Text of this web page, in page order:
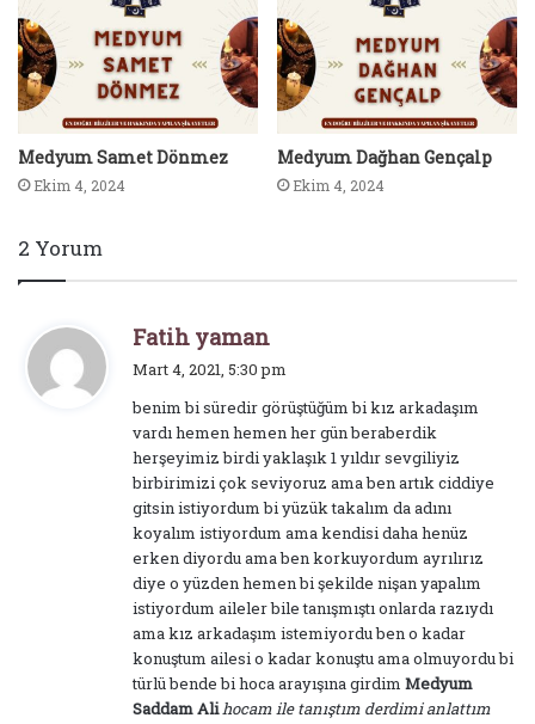
Medyum Samet Dönmez
Ekim 4, 2024
Medyum Dağhan Gençalp
Ekim 4, 2024
2 Yorum
Fatih yaman
i
k
i
:
Mart 4, 2021, 5:30 pm
benim bi süredir görüştüğüm bi kız arkadaşım
vardı hemen hemen her gün beraberdik
herşeyimiz birdi yaklaşık 1 yıldır sevgiliyiz
birbirimizi çok seviyoruz ama ben artık ciddiye
gitsin istiyordum bi yüzük takalım da adını
koyalım istiyordum ama kendisi daha henüz
erken diyordu ama ben korkuyordum ayrılırız
diye o yüzden hemen bi şekilde nişan yapalım
istiyordum aileler bile tanışmıştı onlarda razıydı
ama kız arkadaşım istemiyordu ben o kadar
konuştum ailesi o kadar konuştu ama olmuyordu bi
türlü bende bi hoca arayışına girdim Medyum
Saddam Alihocam ile tanıştım derdimi anlattım